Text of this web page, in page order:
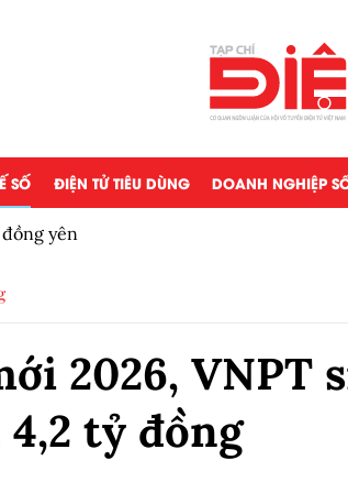
SỐ ĐIỆN TỬ TIÊU DÙNG DOANH NGHIỆP
yên
2026, VNPT
tỷ đồng